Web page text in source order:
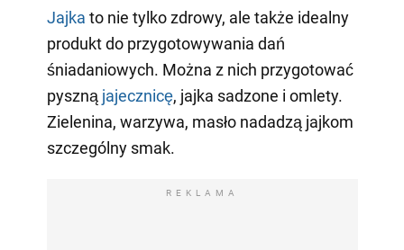
Jajka to nie tylko zdrowy, ale także idealny
produkt do przygotowywania dań
śniadaniowych. Można z nich przygotować
pyszną jajecznicę, jajka sadzone i omlety.
Zielenina, warzywa, masło nadadzą jajkom
szczególny smak.
REKLAMA